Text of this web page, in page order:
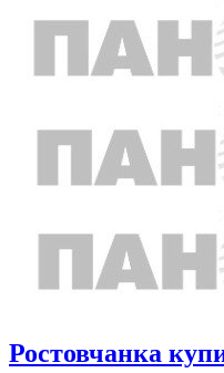
Ростовчанка